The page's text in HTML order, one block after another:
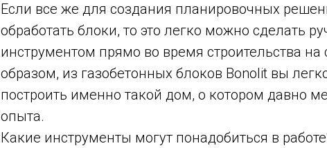
Если все же для создания планировочных
обработать блоки, то это легко можно сделать
инструментом прямо во время строительства
образом, из газобетонных блоков Bonolit вы
построить именно такой дом, о котором давно
опыта.
Какие инструменты могут понадобиться в